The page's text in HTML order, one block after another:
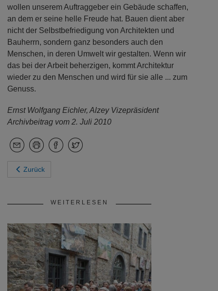
wollen unserem Auftraggeber ein Gebäude schaffen,
an dem er seine helle Freude hat. Bauen dient aber
nicht der Selbstbefriedigung von Architekten und
Bauherrn, sondern ganz besonders auch den
Menschen, in deren Umwelt wir gestalten. Wenn wir
das bei der Arbeit beherzigen, kommt Architektur
wieder zu den Menschen und wird für sie alle ... zum
Genuss.
Ernst Wolfgang Eichler, Alzey Vizepräsident
Archivbeitrag vom 2. Juli 2010
Zurück
WEITERLESEN